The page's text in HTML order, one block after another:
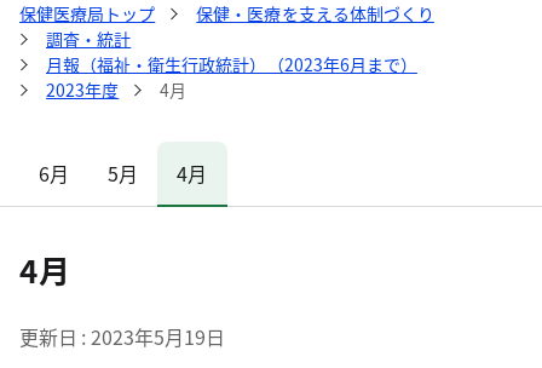
保健医療局トップ
保健・医療を支える体制づくり
調査・統計
月報（福祉・衛生行政統計）（2023年6月まで）
2023年度
4月
6月 5月 4月
4月
更新日 2023年5月19日